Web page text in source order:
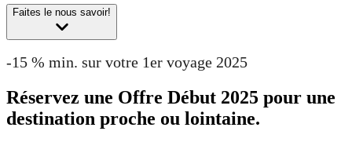
Faites le nous savoir!
-15 % min. sur votre 1er voyage 2025
Réservez une Offre Début 2025 pour une
destination proche ou lointaine.